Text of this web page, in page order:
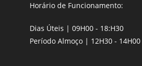
Horário de Funcionamento:
Dias Úteis | 09H00 - 18:H30
Período Almoço | 12H30 - 14H00